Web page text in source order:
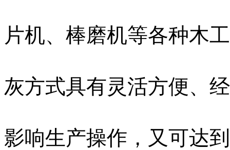
片机、棒磨机等各种木
灰方式具有灵活方便、
影响生产操作，又可达